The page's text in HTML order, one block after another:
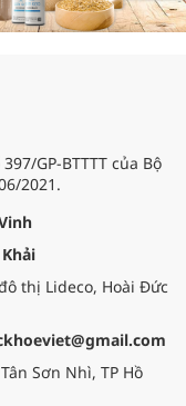
GP-BTTTT của Bộ
2021.
thị Lideco, Hoài Đức
Sơn Nhì, TP Hồ